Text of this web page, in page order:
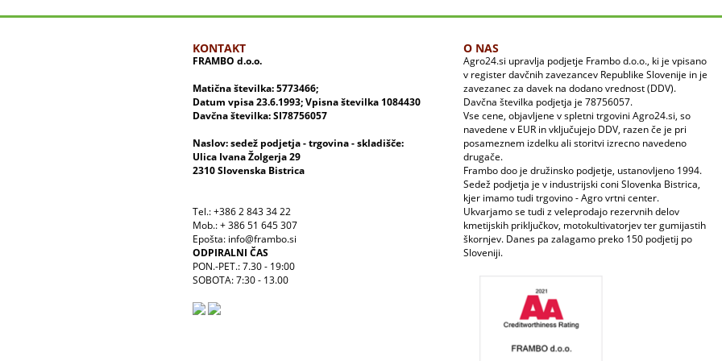
KONTAKT
FRAMBO d.o.o.
Matična številka: 5773466;
Datum vpisa 23.6.1993; Vpisna številka 1084430
Davčna številka: SI78756057
Naslov: sedež podjetja - trgovina - skladišče:
Ulica Ivana Žolgerja 29
2310 Slovenska Bistrica
Tel.: +386 2 843 34 22
Mob.: + 386 51 645 307
Epošta: info@frambo.si
ODPIRALNI ČAS
PON.-PET.: 7.30 - 19:00
SOBOTA: 7:30 - 13.00
O NAS
Agro24.si upravlja podjetje Frambo d.o.o., ki je vpisano
v register davčnih zavezancev Republike Slovenije in je
zavezanec za davek na dodano vrednost (DDV).
Davčna številka podjetja je 78756057.
Vse cene, objavljene v spletni trgovini Agro24.si, so
navedene v EUR in vključujejo DDV, razen če je pri
posameznem izdelku ali storitvi izrecno navedeno
drugače.
Frambo doo je družinsko podjetje, ustanovljeno 1994.
Sedež podjetja je v industrijski coni Slovenka Bistrica,
kjer imamo tudi trgovino - Agro vrtni center.
Ukvarjamo se tudi z veleprodajo rezervnih delov
kmetijskih priključkov, motokultivatorjev ter gumijastih
škornjev. Danes pa zalagamo preko 150 podjetij po
Sloveniji.